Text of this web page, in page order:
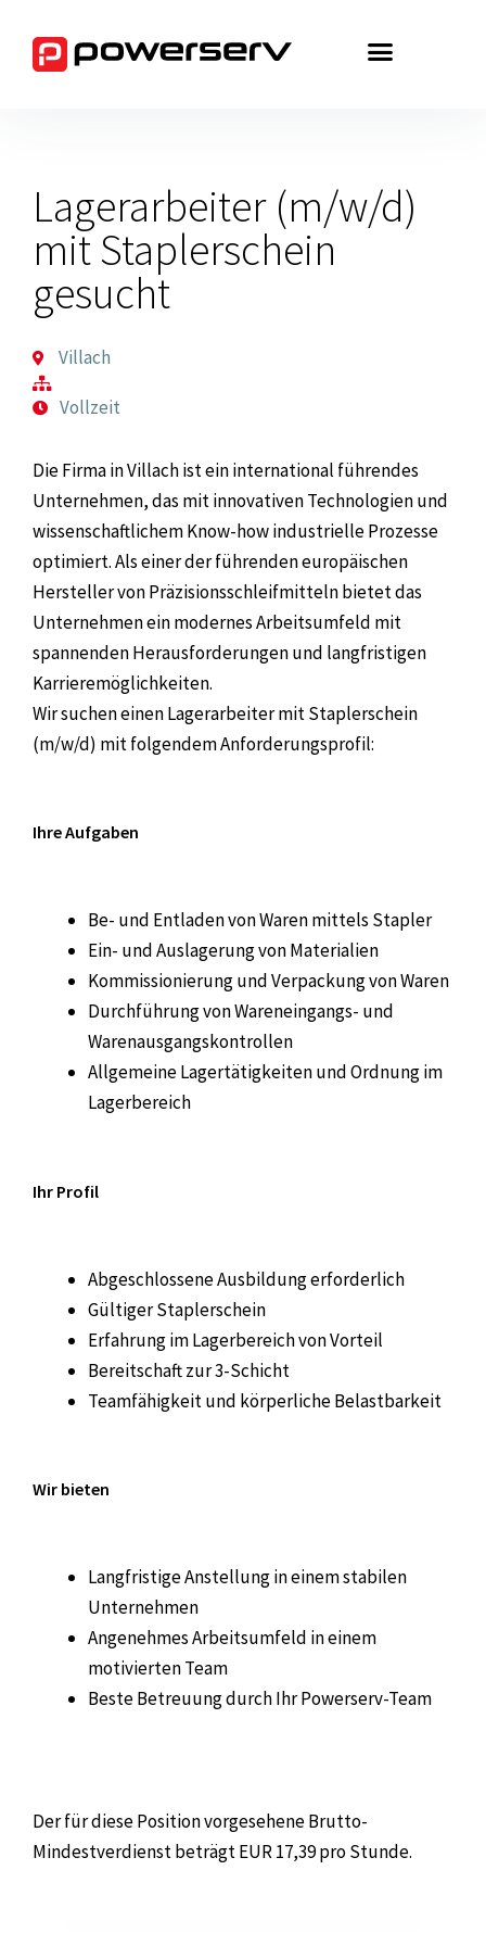
Inhalt
springen
Lagerarbeiter (m/w/d)
mit Staplerschein
gesucht
Villach
Vollzeit
Die Firma in Villach ist ein international führendes
Unternehmen, das mit innovativen Technologien und
wissenschaftlichem Know-how industrielle Prozesse
optimiert. Als einer der führenden europäischen
Hersteller von Präzisionsschleifmitteln bietet das
Unternehmen ein modernes Arbeitsumfeld mit
spannenden Herausforderungen und langfristigen
Karrieremöglichkeiten.
Wir suchen einen Lagerarbeiter mit Staplerschein
(m/w/d) mit folgendem Anforderungsprofil:
Ihre Aufgaben
Be- und Entladen von Waren mittels Stapler
Ein- und Auslagerung von Materialien
Kommissionierung und Verpackung von Waren
Durchführung von Wareneingangs- und
Warenausgangskontrollen
Allgemeine Lagertätigkeiten und Ordnung im
Lagerbereich
Ihr Profil
Abgeschlossene Ausbildung erforderlich
Gültiger Staplerschein
Erfahrung im Lagerbereich von Vorteil
Bereitschaft zur 3-Schicht
Teamfähigkeit und körperliche Belastbarkeit
Wir bieten
Langfristige Anstellung in einem stabilen
Unternehmen
Angenehmes Arbeitsumfeld in einem
motivierten Team
Beste Betreuung durch Ihr Powerserv-Team
Der für diese Position vorgesehene Brutto-
Mindestverdienst beträgt EUR 17,39 pro Stunde.